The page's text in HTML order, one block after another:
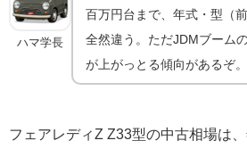
ハマ学長
百万円台まで、年式・型（
全然違う。ただJDMブーム
が上がっとる傾向があるぞ。
フェアレディZ Z33型の中古相場は